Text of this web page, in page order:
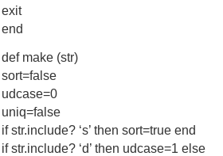
exit
end
def make (str)
sort=false
udcase=0
uniq=false
if str.include? ‘s’ then sort=true end
if str.include? ‘d’ then udcase=1 else